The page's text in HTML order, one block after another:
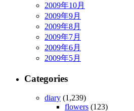
2009年10月
2009年9月
2009年8月
2009年7月
2009年6月
2009年5月
Categories
diary (1,239)
flowers (123)